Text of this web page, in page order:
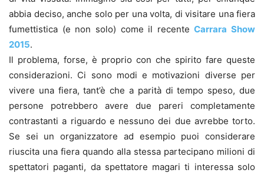
abbia deciso, anche solo per una volta, di visitare una fiera
fumettistica (e non solo) come il recenteCarrara Show
2015.
Il problema, forse, è proprio con che spirito fare queste
considerazioni. Ci sono modi e motivazioni diverse per
vivere una fiera, tant’è che a parità di tempo speso, due
persone potrebbero avere due pareri completamente
contrastanti a riguardo e nessuno dei due avrebbe torto.
Se sei un organizzatore ad esempio puoi considerare
riuscita una fiera quando alla stessa partecipano milioni di
spettatori paganti, da spettatore magari ti interessa solo